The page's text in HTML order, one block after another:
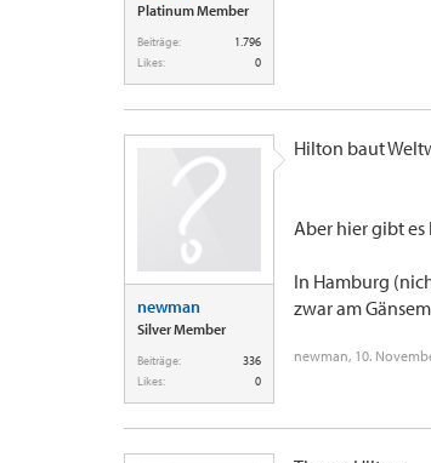
Platinum Member
Beiträge:
1.796
Likes:
0
newman
Silver Member
Beiträge:
336
Likes:
0
Hilton baut
Aber hier gibt
In Hamburg
zwar am
newman, 10.